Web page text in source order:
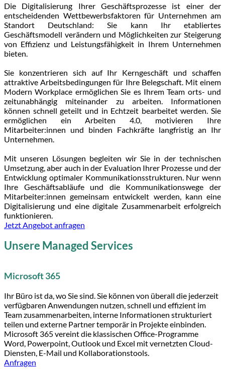
Die Digitalisierung Ihrer Geschäftsprozesse ist einer der
entscheidenden Wettbewerbsfaktoren für Unternehmen am
Standort Deutschland: Sie kann Ihr etabliertes
Geschäftsmodell verändern und Möglichkeiten zur Steigerung
von Effizienz und Leistungsfähigkeit in Ihrem Unternehmen
bieten.
Sie konzentrieren sich auf Ihr Kerngeschäft und schaffen
attraktive Arbeitsbedingungen für Ihre Belegschaft. Mit einem
Modern Workplace ermöglichen Sie es Ihrem Team orts- und
zeitunabhängig miteinander zu arbeiten. Informationen
können schnell geteilt und in Echtzeit bearbeitet werden. Sie
ermöglichen ein Arbeiten 4.0, motivieren Ihre
Mitarbeiter:innen und binden Fachkräfte langfristig an Ihr
Unternehmen.
Mit unseren Lösungen begleiten wir Sie in der technischen
Umsetzung, aber auch in der Evaluation Ihrer Prozesse und der
Entwicklung optimaler Kommunikationsstrukturen. Nur wenn
Ihre Geschäftsabläufe und die Kommunikationswege der
Mitarbeiter:innen gemeinsam entwickelt werden, kann eine
Digitalisierung und eine digitale Zusammenarbeit erfolgreich
funktionieren.
Jetzt Angebot anfragen
Unsere Managed Services
Microsoft 365
Ihr Büro ist da, wo Sie sind. Sie können von überall die jederzeit
verfügbaren Anwendungen nutzen, schnell und effizient im
Team zusammenarbeiten, interne Informationen strukturiert
teilen und externe Partner temporär in Projekte einbinden.
Microsoft 365 vereint die klassischen Office-Programme
Word, Powerpoint, Outlook und Excel mit vernetzten Cloud-
Diensten, E-Mail und Kollaborationstools.
Anfragen